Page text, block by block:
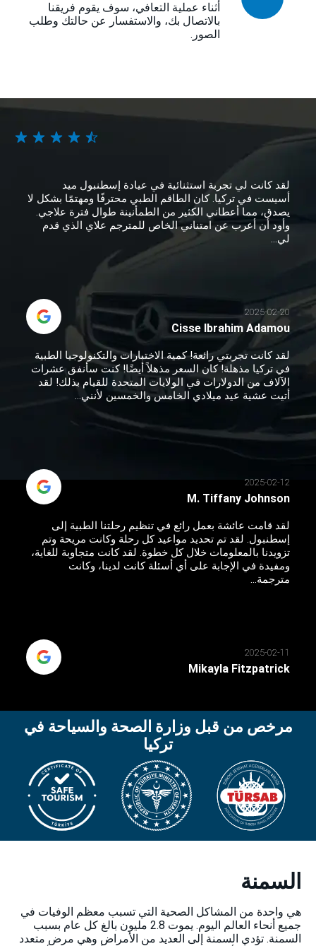
أثناء عملية التعافي، سوف يقوم فريقنا
بالاتصال بك، والاستفسار عن حالتك وطلب
الصور.
لقد كانت لي تجربة استثنائية في عيادة إسطنبول ميد
أسيست في تركيا. كان الطاقم الطبي محترفًا ومهتمًا بشكل لا
يصدق، مما أعطاني الكثير من الطمأنينة طوال فترة علاجي.
وأود أن أعرب عن امتناني الخاص للمترجم علاي الذي قدم
لي...
2025-02-20
Cisse Ibrahim Adamou
لقد كانت تجربتي رائعة! كمية الاختبارات والتكنولوجيا الطبية
في تركيا مذهلة! كان السعر مذهلاً أيضًا! كنت سأنفق عشرات
الآلاف من الدولارات في الولايات المتحدة للقيام بذلك! لقد
أتيت عشية عيد ميلادي الخامس والخمسين لأنني...
2025-02-12
M. Tiffany Johnson
لقد قامت عائشة بعمل رائع في تنظيم رحلتنا الطبية إلى
إسطنبول. لقد تم تحديد مواعيد كل رحلة وكانت مريحة وتم
تزويدنا بالمعلومات خلال كل خطوة. لقد كانت متجاوبة للغاية،
ومفيدة في الإجابة على أي أسئلة كانت لدينا، وكانت
مترجمة...
2025-02-11
Mikayla Fitzpatrick
مرخص من قبل وزارة الصحة والسياحة في
تركيا
السمنة
هي واحدة من المشاكل الصحية التي تسبب معظم الوفيات في
جميع أنحاء العالم اليوم. يموت 2.8 مليون بالغ كل عام بسبب
السمنة. تؤدي السمنة إلى العديد من الأمراض وهي مرض متعدد